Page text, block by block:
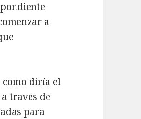
a
como diría el
través de
para